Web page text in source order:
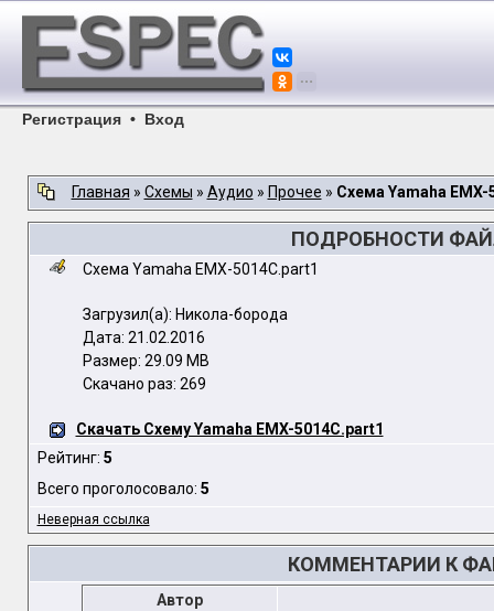
Регистрация • Вход
Главная » Схемы » Аудио » Прочее » Схема Yamaha
ПОДРОБНОСТИ
Схема Yamaha EMX-5014C.part1
Загрузил(а): Никола-борода
Дата: 21.02.2016
Размер: 29.09 MB
Скачано раз: 269
Скачать Схему Yamaha EMX-5014C.part1
Рейтинг: 5
Всего проголосовало: 5
Неверная ссылка
КОММЕНТАРИИ К
Автор